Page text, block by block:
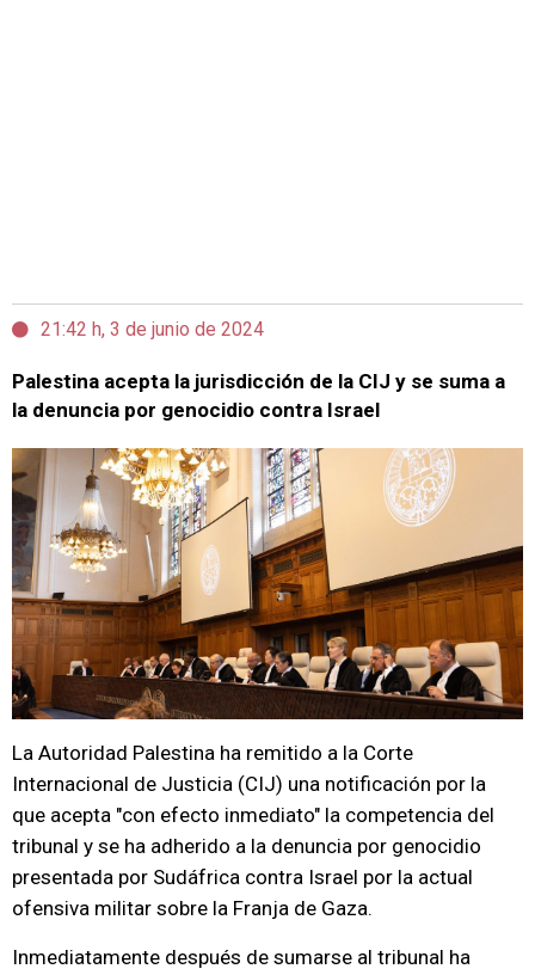
21:42 h, 3 de junio de 2024
Palestina acepta la jurisdicción de la CIJ y se suma a
la denuncia por genocidio contra Israel
La Autoridad Palestina ha remitido a la Corte
Internacional de Justicia (CIJ) una notificación por la
que acepta "con efecto inmediato" la competencia del
tribunal y se ha adherido a la denuncia por genocidio
presentada por Sudáfrica contra Israel por la actual
ofensiva militar sobre la Franja de Gaza.
Inmediatamente después de sumarse al tribunal ha